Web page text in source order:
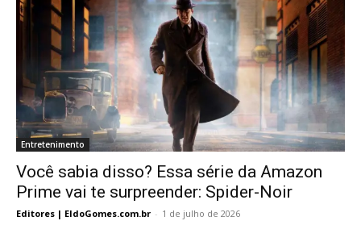
Entretenimento
Você sabia disso? Essa série da Amazon
Prime vai te surpreender: Spider-Noir
Editores | EldoGomes.com.br - 1 de julho de 2026